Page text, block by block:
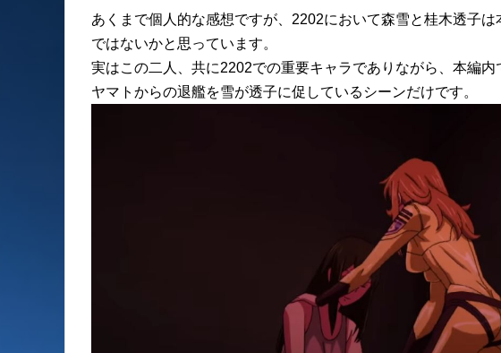
あくまで個人的な感想ですが、2202において森雪と桂木透子
ではないかと思っています。
実はこの二人、共に2202での重要キャラでありながら、本編
ヤマトからの退艦を雪が透子に促しているシーンだけです。